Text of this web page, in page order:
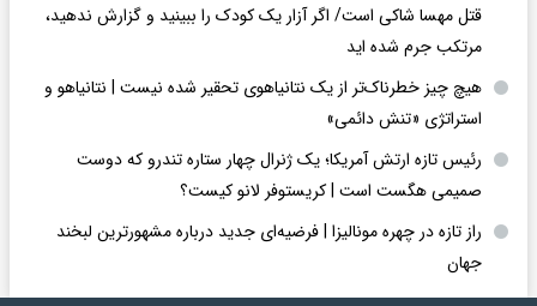
قتل مهسا شاکی است/ اگر آزار یک کودک را ببینید و گزارش ندهید،
مرتکب جرم شده اید
هیچ چیز خطرناک‌تر از یک نتانیاهوی تحقیر شده نیست | نتانیاهو و
استراتژی «تنش دائمی»
رئیس تازه ارتش آمریکا؛ یک ژنرال چهار ستاره تندرو که دوست
صمیمی هگست است | کریستوفر لانو کیست؟
راز تازه در چهره مونالیزا | فرضیه‌ای جدید درباره مشهورترین لبخند
جهان